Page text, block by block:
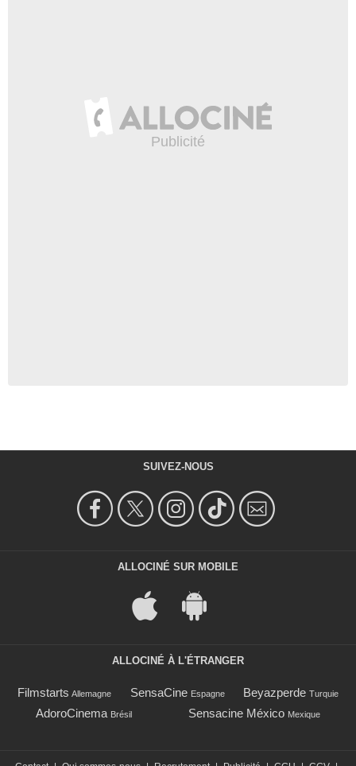
SUIVEZ-NOUS
ALLOCINÉ SUR MOBILE
ALLOCINÉ À L'ÉTRANGER
Filmstarts Allemagne SensaCine Espagne Beyazperde Turquie
AdoroCinema Brésil Sensacine México Mexique